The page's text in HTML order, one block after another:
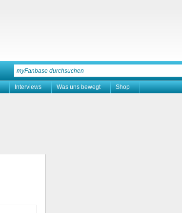
Interviews Was uns bewegt Shop